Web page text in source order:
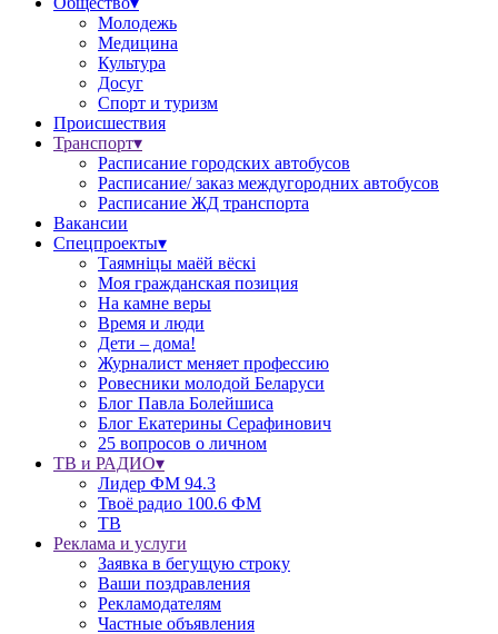
Молодежь
Медицина
Культура
Досуг
Спорт и туризм
Происшествия
Транспорт▾
Расписание городских автобусов
Расписание/ заказ междугородних автобусов
Расписание ЖД транспорта
Вакансии
Спецпроекты▾
Таямніцы маёй вёскі
Моя гражданская позиция
На камне веры
Время и люди
Дети – дома!
Журналист меняет профессию
Ровесники молодой Беларуси
Блог Павла Болейшиса
Блог Екатерины Серафинович
25 вопросов о личном
ТВ и РАДИО▾
Лидер ФМ 94.3
Твоё радио 100.6 ФМ
ТВ
Реклама и услуги
Заявка в бегущую строку
Ваши поздравления
Рекламодателям
Частные объявления